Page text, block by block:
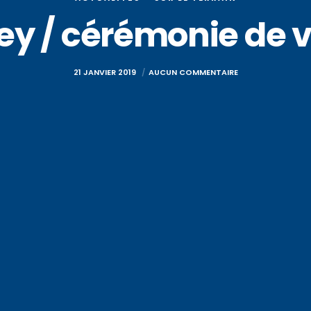
/ cérémonie de
21 JANVIER 2019 AUCUN COMMENTAIRE